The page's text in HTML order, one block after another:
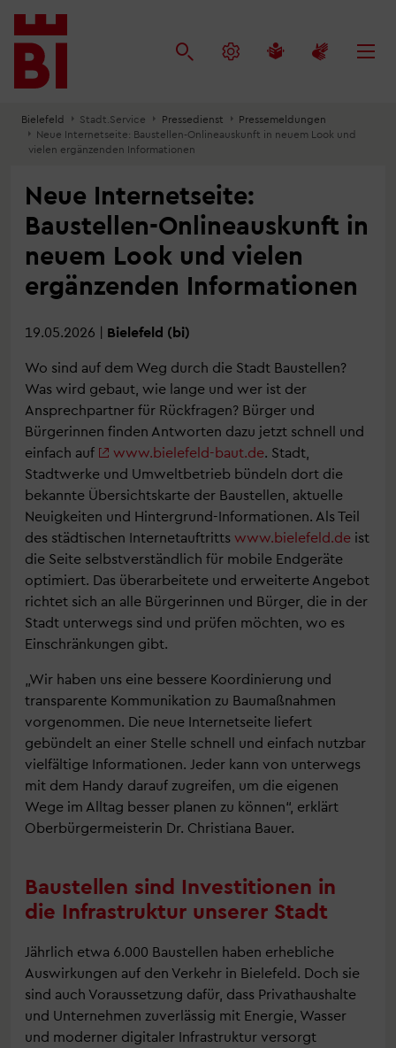
Inhalt
anspringen
Menü
anspringen
Suche
anspringen
Bielefeld Stadt.Service Pressedienst
Pressemeldungen
Neue Internetseite: Baustellen-Onlineauskunft in neuem Look und
vielen ergänzenden Informationen
Neue Internetseite:
Baustellen-Onlineauskunft in
neuem Look und vielen
ergänzenden Informationen
19.05.2026 | Bielefeld (bi)
Wo sind auf dem Weg durch die Stadt Baustellen?
Was wird gebaut, wie lange und wer ist der
Ansprechpartner für Rückfragen? Bürger und
Bürgerinnen finden Antworten dazu jetzt schnell und
einfach auf
www.bielefeld-baut.de. Stadt,
Stadtwerke und Umweltbetrieb bündeln dort die
bekannte Übersichtskarte der Baustellen, aktuelle
Neuigkeiten und Hintergrund-Informationen. Als Teil
des städtischen Internetauftritts www.bielefeld.de ist
die Seite selbstverständlich für mobile Endgeräte
optimiert. Das überarbeitete und erweiterte Angebot
richtet sich an alle Bürgerinnen und Bürger, die in der
Stadt unterwegs sind und prüfen möchten, wo es
Einschränkungen gibt.
„Wir haben uns eine bessere Koordinierung und
transparente Kommunikation zu Baumaßnahmen
vorgenommen. Die neue Internetseite liefert
gebündelt an einer Stelle schnell und einfach nutzbar
vielfältige Informationen. Jeder kann von unterwegs
mit dem Handy darauf zugreifen, um die eigenen
Wege im Alltag besser planen zu können“, erklärt
Oberbürgermeisterin Dr. Christiana Bauer.
Baustellen sind Investitionen in
die Infrastruktur unserer Stadt
Jährlich etwa 6.000 Baustellen haben erhebliche
Auswirkungen auf den Verkehr in Bielefeld. Doch sie
sind auch Voraussetzung dafür, dass Privathaushalte
und Unternehmen zuverlässig mit Energie, Wasser
und moderner digitaler Infrastruktur versorgt